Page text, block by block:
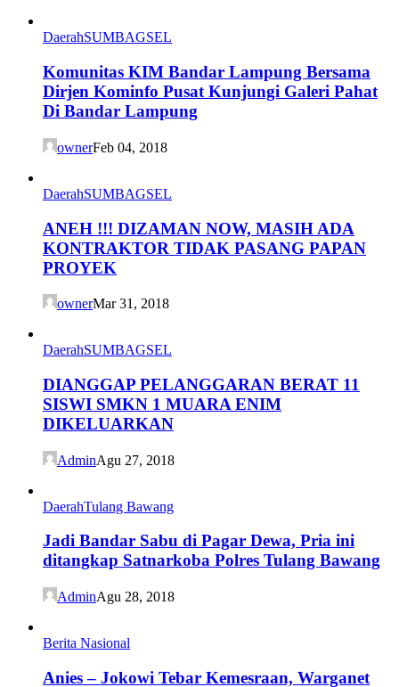
DaerahSUMBAGSEL
Komunitas KIM Bandar Lampung Bersama
Dirjen Kominfo Pusat Kunjungi Galeri Pahat
Di Bandar Lampung
ownerFeb 04, 2018
DaerahSUMBAGSEL
ANEH !!! DIZAMAN NOW, MASIH ADA
KONTRAKTOR TIDAK PASANG PAPAN
PROYEK
ownerMar 31, 2018
DaerahSUMBAGSEL
DIANGGAP PELANGGARAN BERAT 11
SISWI SMKN 1 MUARA ENIM
DIKELUARKAN
AdminAgu 27, 2018
DaerahTulang Bawang
Jadi Bandar Sabu di Pagar Dewa, Pria ini
ditangkap Satnarkoba Polres Tulang Bawang
AdminAgu 28, 2018
Berita Nasional
Anies – Jokowi Tebar Kemesraan, Warganet